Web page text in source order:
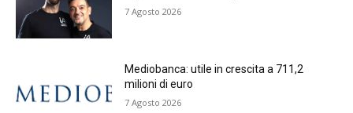
7 Agosto 2026
Mediobanca: utile in crescita a 711,2
milioni di euro
7 Agosto 2026